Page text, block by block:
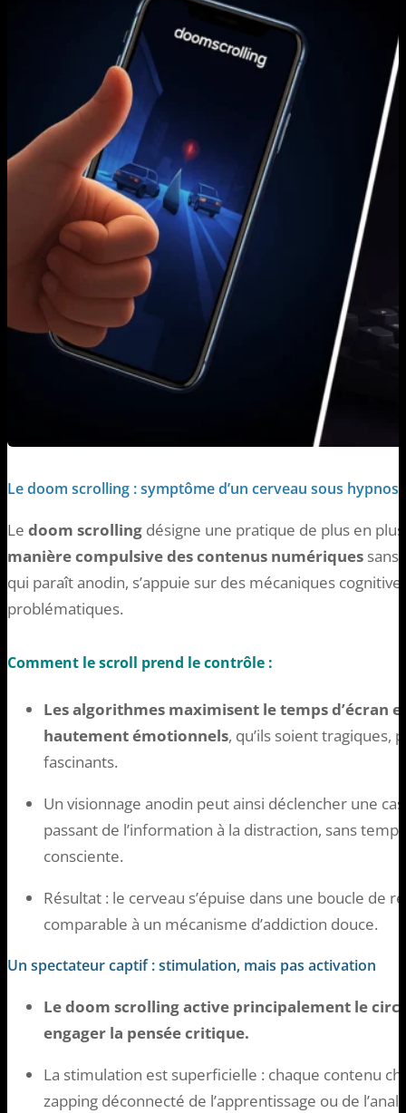
Le doom scrolling : symptôme d’un cerveau sous hypnose
Le doom scrolling désigne une pratique de plus en
manière compulsive des contenus numériques sans
qui paraît anodin, s’appuie sur des mécaniques
problématiques.
Comment le scroll prend le contrôle :
Les algorithmes maximisent le temps d’écran
hautement émotionnels, qu’ils soient tragiques,
fascinants.
Un visionnage anodin peut ainsi déclencher une
passant de l’information à la distraction, sans
consciente.
Résultat : le cerveau s’épuise dans une boucle de
comparable à un mécanisme d’addiction douce.
Un spectateur captif : stimulation, mais pas activation
Le doom scrolling active principalement le
engager la pensée critique.
La stimulation est superficielle : chaque contenu
zapping déconnecté de l’apprentissage ou de